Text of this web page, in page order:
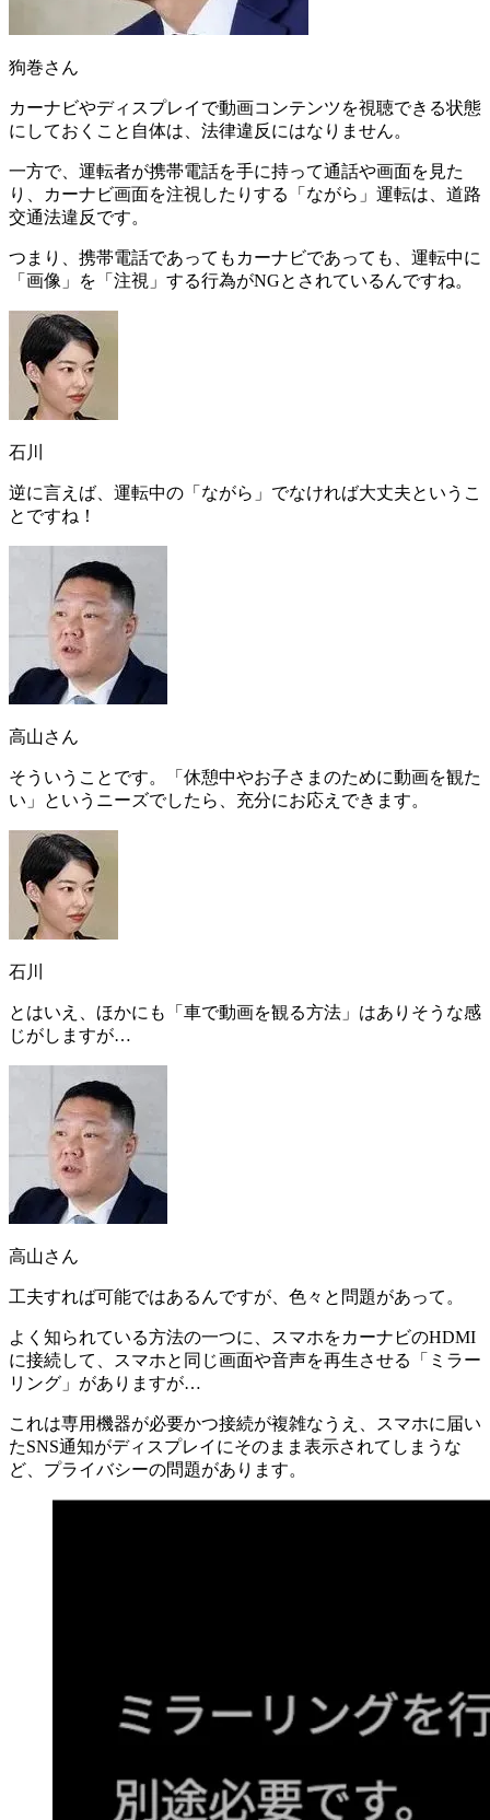
狗巻さん
カーナビやディスプレイで動画コンテンツを視聴できる状態
にしておくこと自体は、 法律違反にはなりません。
一方で、運転者が携帯電話を手に持って通話や画面を見た
り、カーナビ画面を注視したりする「ながら」運転は、道路
交通法違反です。
つまり、携帯電話であってもカーナビであっても、 運転中に
「画像」を「注視」する行為がNGとされている んですね。
石川
逆に言えば、 運転中の「ながら」でなければ大丈夫というこ
とですね！
高山さん
そういうことです。「 休憩中やお子さまのために動画を観た
い 」というニーズでしたら、充分にお応えできます。
石川
とはいえ、ほかにも「車で動画を観る方法」はありそうな感
じがしますが…
高山さん
工夫すれば可能ではあるんですが、色々と問題があって。
よく知られている方法の一つに、スマホをカーナビのHDMI
に接続して、スマホと同じ画面や音声を再生させる「ミラー
リング」がありますが…
これは専用機器が必要かつ接続が複雑なうえ、スマホに届い
たSNS通知がディスプレイにそのまま表示されてしまうな
ど、 プライバシーの問題があります。